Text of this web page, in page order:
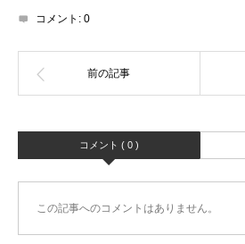
コメント: 0
コメント ( 0 )
この記事へのコメントはありません。